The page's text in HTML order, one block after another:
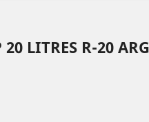
LITRES R-20